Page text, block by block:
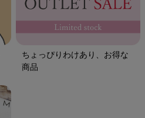
ちょっぴりわけあり、お得な
商品